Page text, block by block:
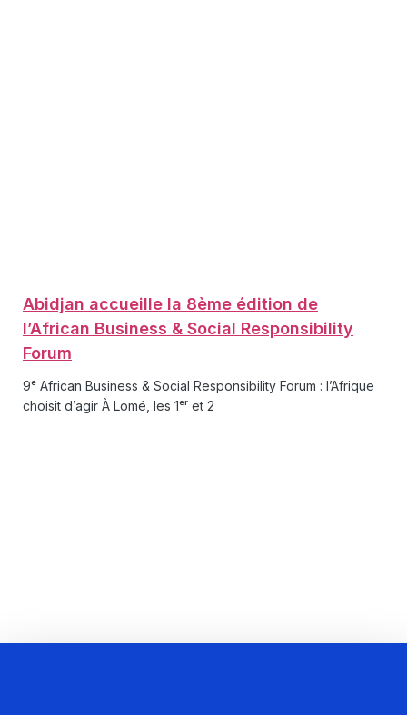
Abidjan accueille la 8ème édition de
l’African Business & Social Responsibility
Forum
9ᵉ African Business & Social Responsibility Forum : l’Afrique
choisit d’agir À Lomé, les 1ᵉʳ et 2